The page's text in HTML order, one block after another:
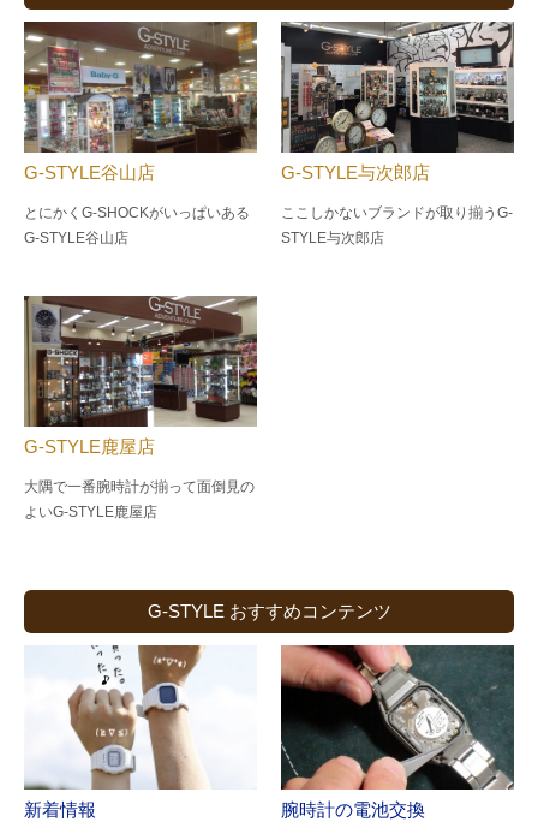
G-STYLE谷山店
とにかくG-SHOCKがいっぱいある
G-STYLE谷山店
G-STYLE与次郎店
ここしかないブランドが取り揃うG-
STYLE与次郎店
G-STYLE鹿屋店
大隅で一番腕時計が揃って面倒見の
よいG-STYLE鹿屋店
G-STYLE おすすめコンテンツ
新着情報 腕時計の電池交換